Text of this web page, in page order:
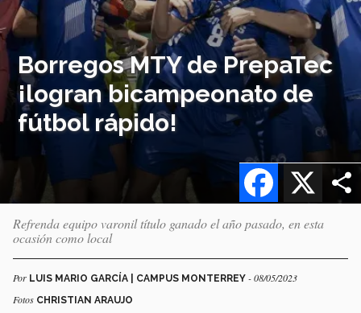
Borregos MTY de PrepaTec
¡logran bicampeonato de
fútbol rápido!
X
Facebook
Refrenda equipo varonil título ganado el año pasado, en esta
ocasión como local
Por LUIS MARIO GARCÍA | CAMPUS MONTERREY - 08/05/2023
Fotos CHRISTIAN ARAUJO